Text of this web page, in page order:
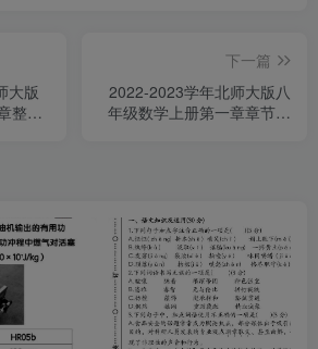
大版
整式
下一篇
2022-2023学年北师大版八
年级数学上册第一章章节测